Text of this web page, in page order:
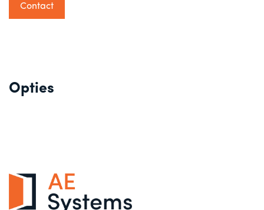
Contact
Opties